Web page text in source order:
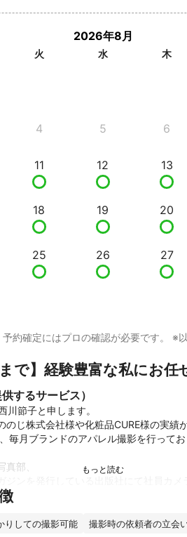
2026年8月
火 水 木
4 5 6
11 12 13
18 19 20
25 26 27
約確定にはプロの確認が必要です。 ※
で】経験豊富な私にお任
するサービス）
節子と申します。
じ株式会社様や化粧品CURE様の実績
毎月ブランドのアパレル撮影を行ってお
部、
マン歴は２３年になります。
ら化粧品、アパレル等の小物まで撮影経
りしての撮影可能 撮影時の依頼者の立会